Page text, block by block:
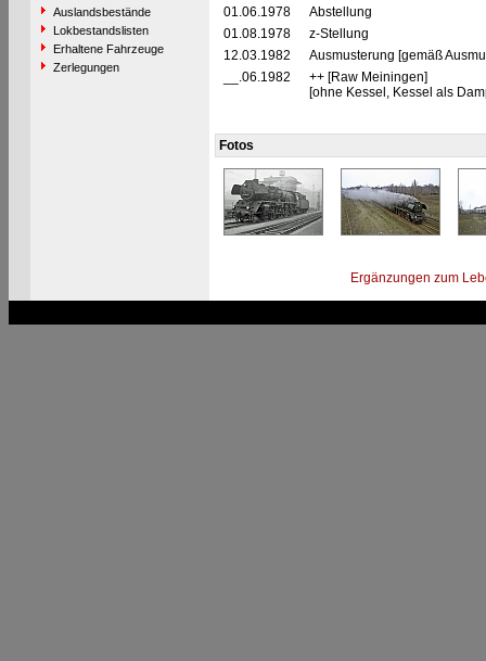
Auslandsbestände
Lokbestandslisten
Erhaltene Fahrzeuge
Zerlegungen
01.06.1978
Abstellung
01.08.1978
z-Stellung
12.03.1982
Ausmusterung [gemäß
__.06.1982
++ [Raw Meiningen]
[ohne Kessel, Kessel als
Fotos
Ergänzungen zum